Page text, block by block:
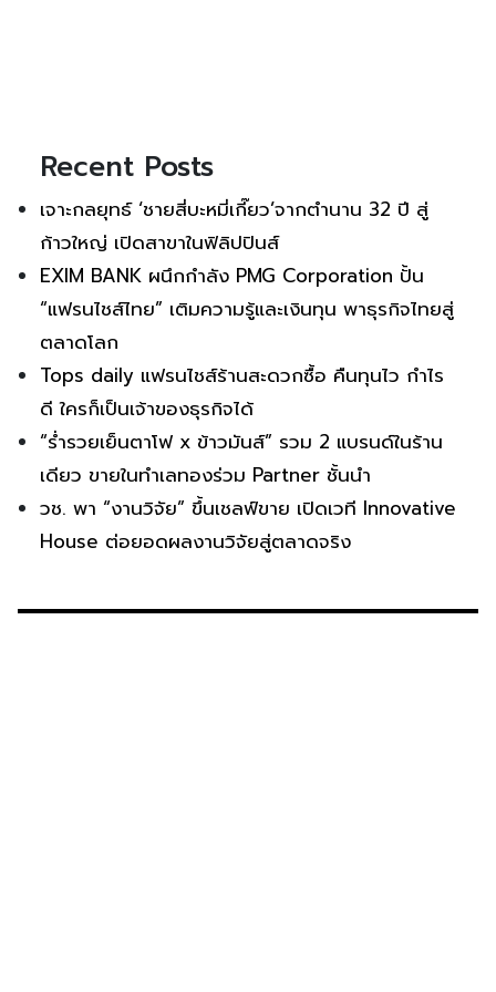
Recent Posts
เจาะกลยุทธ์ ‘ชายสี่บะหมี่เกี๊ยว’จากตำนาน 32 ปี สู่
ก้าวใหญ่ เปิดสาขาในฟิลิปปินส์
EXIM BANK ผนึกกำลัง PMG Corporation ปั้น
“แฟรนไชส์ไทย” เติมความรู้และเงินทุน พาธุรกิจไทยสู่
ตลาดโลก
Tops daily แฟรนไชส์ร้านสะดวกซื้อ คืนทุนไว กำไร
ดี ใครก็เป็นเจ้าของธุรกิจได้
“ร่ำรวยเย็นตาโฟ x ข้าวมันส์” รวม 2 แบรนด์ในร้าน
เดียว ขายในทำเลทองร่วม Partner ชั้นนำ
วช. พา “งานวิจัย” ขึ้นเชลฟ์ขาย เปิดเวที Innovative
House ต่อยอดผลงานวิจัยสู่ตลาดจริง